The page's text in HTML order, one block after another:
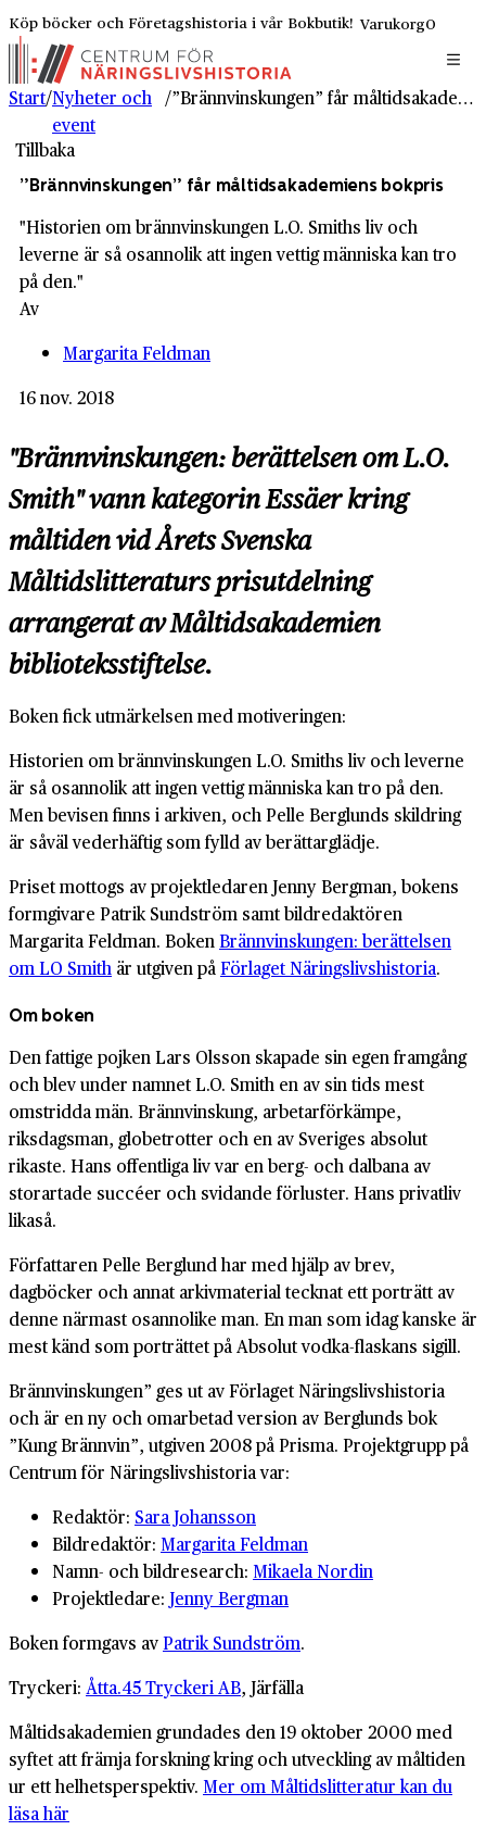
Köp böcker och Företagshistoria i vår Bokbutik! Varukorg0
Start/Nyheter och
event
/ ”Brännvinskungen” får måltidsakademiens bokpris
Tillbaka
”Brännvinskungen” får måltidsakademiens bokpris
"Historien om brännvinskungen L.O. Smiths liv och
leverne är så osannolik att ingen vettig människa kan tro
på den."
Av
Margarita Feldman
16 nov. 2018
"Brännvinskungen: berättelsen om L.O.
Smith" vann kategorin Essäer kring
måltiden vid Årets Svenska
Måltidslitteraturs prisutdelning
arrangerat av Måltidsakademien
biblioteksstiftelse.
Boken fick utmärkelsen med motiveringen:
Historien om brännvinskungen L.O. Smiths liv och leverne
är så osannolik att ingen vettig människa kan tro på den.
Men bevisen finns i arkiven, och Pelle Berglunds skildring
är såväl vederhäftig som fylld av berättarglädje.
Priset mottogs av projektledaren Jenny Bergman, bokens
formgivare Patrik Sundström samt bildredaktören
Margarita Feldman. BokenBrännvinskungen: berättelsen
om LO Smith är utgiven påFörlaget Näringslivshistoria.
Om boken
Den fattige pojken Lars Olsson skapade sin egen framgång
och blev under namnet L.O. Smith en av sin tids mest
omstridda män. Brännvinskung, arbetarförkämpe,
riksdagsman, globetrotter och en av Sveriges absolut
rikaste. Hans offentliga liv var en berg- och dalbana av
storartade succéer och svidande förluster. Hans privatliv
likaså.
Författaren Pelle Berglund har med hjälp av brev,
dagböcker och annat arkivmaterial tecknat ett porträtt av
denne närmast osannolike man. En man som idag kanske är
mest känd som porträttet på Absolut vodka-flaskans sigill.
Brännvinskungen” ges ut av Förlaget Näringslivshistoria
och är en ny och omarbetad version av Berglunds bok
”Kung Brännvin”, utgiven 2008 på Prisma. Projektgrupp på
Centrum för Näringslivshistoria var:
Redaktör: Sara Johansson
Bildredaktör: Margarita Feldman
Namn- och bildresearch: Mikaela Nordin
Projektledare: Jenny Bergman
Boken formgavs avPatrik Sundström.
Tryckeri: Åtta.45 Tryckeri AB, Järfälla
Måltidsakademien grundades den 19 oktober 2000 med
syftet att främja forskning kring och utveckling av måltiden
ur ett helhetsperspektiv. Mer om Måltidslitteratur kan du
läsa här